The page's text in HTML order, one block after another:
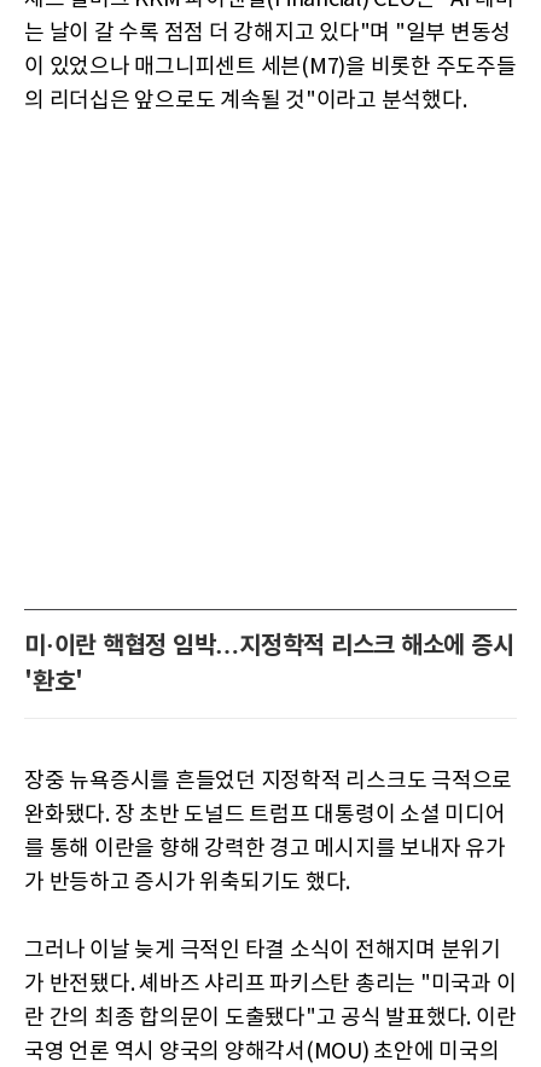
는 날이 갈 수록 점점 더 강해지고 있다"며 "일부 변동성
이 있었으나 매그니피센트 세븐(M7)을 비롯한 주도주들
의 리더십은 앞으로도 계속될 것"이라고 분석했다.
미·이란 핵협정 임박…지정학적 리스크 해소에 증시
'환호'
장중 뉴욕증시를 흔들었던 지정학적 리스크도 극적으로
완화됐다. 장 초반 도널드 트럼프 대통령이 소셜 미디어
를 통해 이란을 향해 강력한 경고 메시지를 보내자 유가
가 반등하고 증시가 위축되기도 했다.
그러나 이날 늦게 극적인 타결 소식이 전해지며 분위기
가 반전됐다. 셰바즈 샤리프 파키스탄 총리는 "미국과 이
란 간의 최종 합의문이 도출됐다"고 공식 발표했다. 이란
국영 언론 역시 양국의 양해각서(MOU) 초안에 미국의